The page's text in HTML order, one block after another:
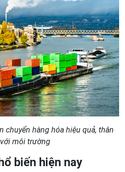
chuyển hàng hóa hiệu quả, thân
môi trường
biến hiện nay